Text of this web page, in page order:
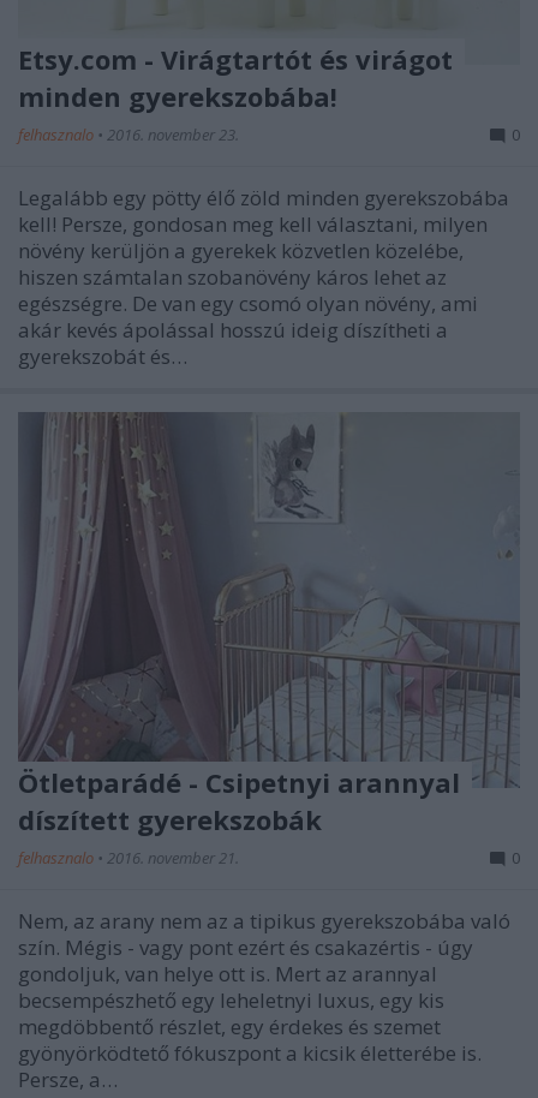
Etsy.com - Virágtartót és virágot
minden gyerekszobába!
felhasznalo • 2016. november 23. 0
Legalább egy pötty élő zöld minden gyerekszobába
kell! Persze, gondosan meg kell választani, milyen
növény kerüljön a gyerekek közvetlen közelébe,
hiszen számtalan szobanövény káros lehet az
egészségre. De van egy csomó olyan növény, ami
akár kevés ápolással hosszú ideig díszítheti a
gyerekszobát és…
Ötletparádé - Csipetnyi arannyal
díszített gyerekszobák
felhasznalo • 2016. november 21. 0
Nem, az arany nem az a tipikus gyerekszobába való
szín. Mégis - vagy pont ezért és csakazértis - úgy
gondoljuk, van helye ott is. Mert az arannyal
becsempészhető egy leheletnyi luxus, egy kis
megdöbbentő részlet, egy érdekes és szemet
gyönyörködtető fókuszpont a kicsik életterébe is.
Persze, a…